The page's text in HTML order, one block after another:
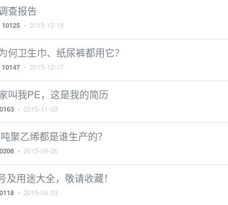
查报告
10125 • 2015-12-19
何卫生巾、纸尿裤都用它？
10147 • 2015-12-17
叫我PE，这是我的简历
• 2015-11-03
聚乙烯都是谁生产的？
• 2015-09-26
用途大全，敬请收藏！
• 2015-09-23